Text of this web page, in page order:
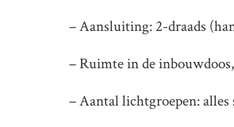
– Aansluiting: 2-draads
– Ruimte in de
– Aantal lichtgroepen: alles